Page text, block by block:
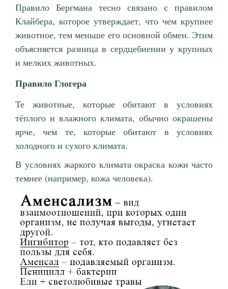
Правило Бергмана тесно связано с правилом
Клайбера, которое утверждает, что чем крупнее
животное, тем меньше его основной обмен. Этим
объясняется разница в сердцебиении у крупных
и мелких животных.
Правило Глогера
Те животные, которые обитают в условиях
тёплого и влажного климата, обычно окрашены
ярче, чем те, которые обитают в условиях
холодного и сухого климата.
В условиях жаркого климата окраска кожи часто
темнее (например, кожа человека).